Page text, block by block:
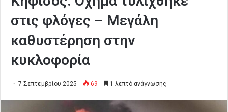
στις φλόγες – Μεγάλη
καθυστέρηση στην
κυκλοφορία
7 Σεπτεμβρίου 2025 69 1 λεπτό ανάγνωσης